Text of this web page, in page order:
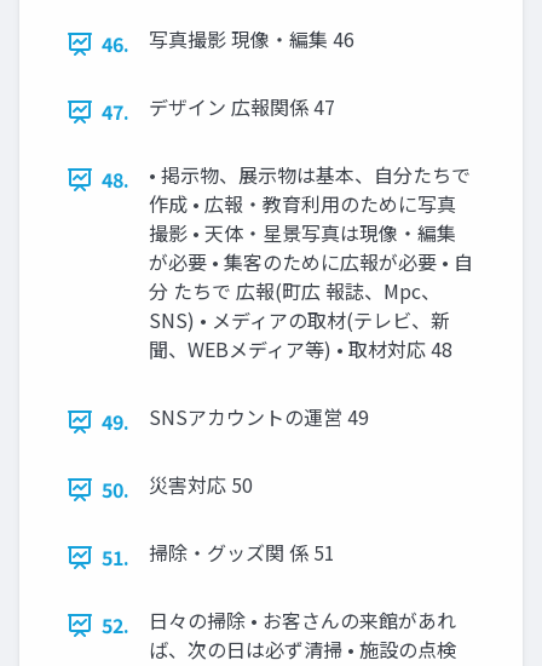
46. 写真撮影 現像・編集 46
47. デザイン 広報関係 47
48.
• 掲示物、展示物は基本、自分たちで
作成 • 広報・教育利用のために写真
撮影 • 天体・星景写真は現像・編集
が必要 • 集客のために広報が必要 • 自
分 たちで 広報(町広 報誌、Mpc、
SNS) • メディアの取材(テレビ、新
聞、WEBメディア等) • 取材対応 48
49. SNSアカウントの運営 49
50. 災害対応 50
51. 掃除・グッズ関 係 51
52.
日々の掃除 • お客さんの来館があれ
ば、次の日は必ず清掃 • 施設の点検